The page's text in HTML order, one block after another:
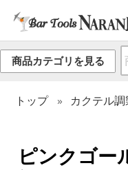
商品カテゴリを見る
トップ カクテル調
ピンクゴー